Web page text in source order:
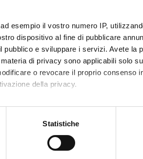
esempio il vostro numero IP,
dispositivo al fine di pubblicare
e sviluppare i servizi. Avete la
di privacy sono applicabili solo
o revocare il proprio consenso
della privacy.
con un'approssimazione di qualche
Statistiche
MED/25-PSICHIATRIA
MED/25-PSICHIATRIA